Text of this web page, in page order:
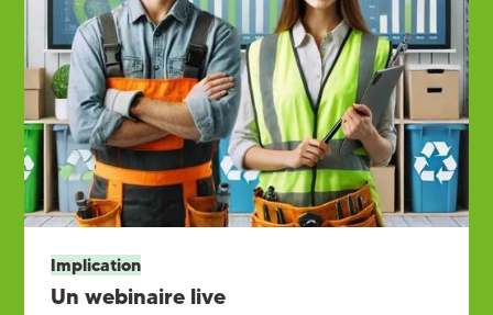
Implication
Un webinaire live